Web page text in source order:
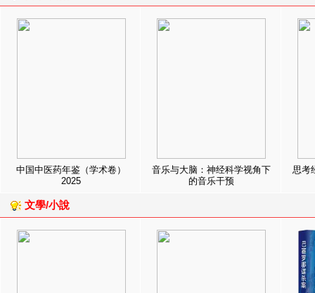
中国中医药年鉴（学术卷）
2025
音乐与大脑：神经科学视角下
的音乐干预
思考
文學/小說